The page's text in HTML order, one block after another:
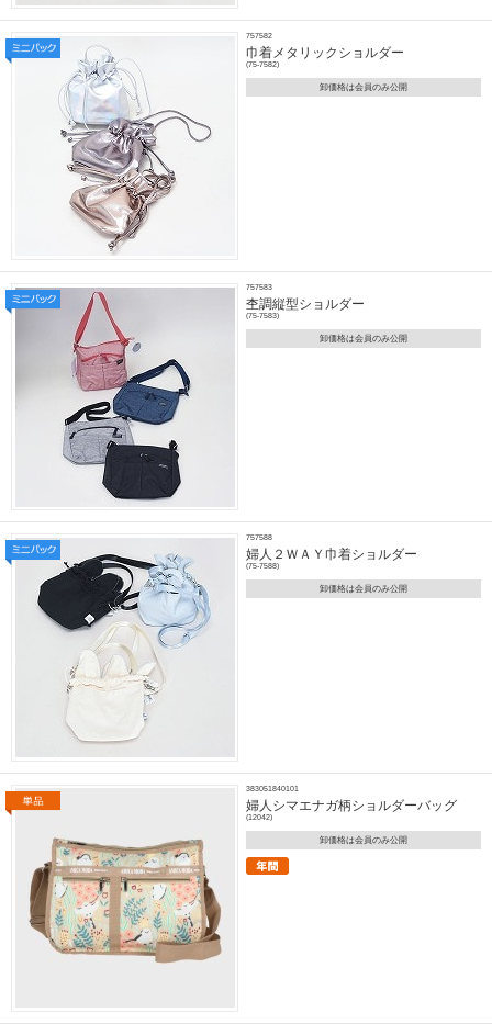
757582
巾着メタリックショルダー
(75-7582)
卸価格は会員のみ公開
757583
杢調縦型ショルダー
(75-7583)
卸価格は会員のみ公開
757588
婦人２ＷＡＹ巾着ショルダー
(75-7588)
卸価格は会員のみ公開
383051840101
婦人シマエナガ柄ショルダーバッグ
(12042)
卸価格は会員のみ公開